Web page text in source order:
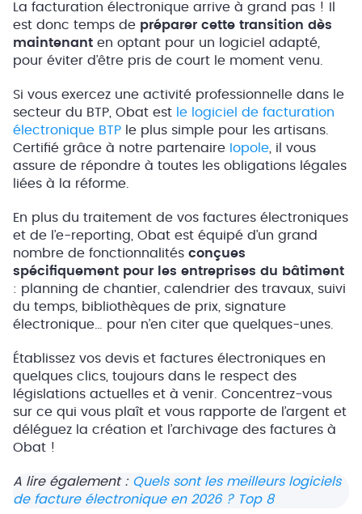
La facturation électronique arrive à grand pas ! Il
est donc temps de préparer cette transition dès
maintenant en optant pour un logiciel adapté,
pour éviter d’être pris de court le moment venu.
Si vous exercez une activité professionnelle dans le
secteur du BTP, Obat est le logiciel de facturation
électronique BTP le plus simple pour les artisans.
Certifié grâce à notre partenaire Iopole, il vous
assure de répondre à toutes les obligations légales
liées à la réforme.
En plus du traitement de vos factures électroniques
et de l’e-reporting, Obat est équipé d’un grand
nombre de fonctionnalités conçues
spécifiquement pour les entreprises du bâtiment
: planning de chantier, calendrier des travaux, suivi
du temps, bibliothèques de prix, signature
électronique… pour n’en citer que quelques-unes.
Établissez vos devis et factures électroniques en
quelques clics, toujours dans le respect des
législations actuelles et à venir. Concentrez-vous
sur ce qui vous plaît et vous rapporte de l’argent et
déléguez la création et l’archivage des factures à
Obat !
A lire également : Quels sont les meilleurs logiciels
de facture électronique en 2026 ? Top 8